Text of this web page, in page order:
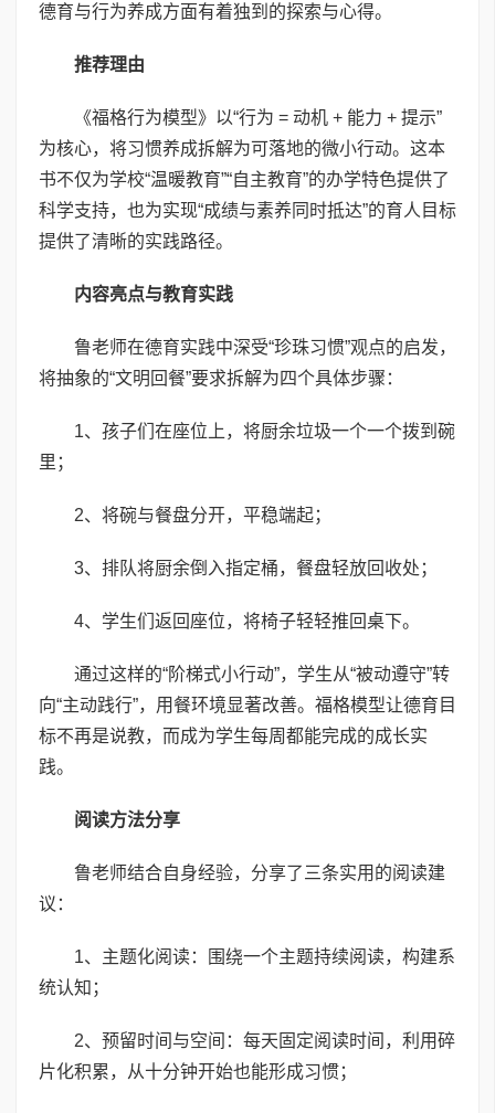
德育与行为养成方面有着独到的探索与心得。
推荐理由
《福格行为模型》以“行为 = 动机 + 能力 + 提示”
为核心，将习惯养成拆解为可落地的微小行动。这本
书不仅为学校“温暖教育”“自主教育”的办学特色提供了
科学支持，也为实现“成绩与素养同时抵达”的育人目标
提供了清晰的实践路径。
内容亮点与教育实践
鲁老师在德育实践中深受“珍珠习惯”观点的启发，
将抽象的“文明回餐”要求拆解为四个具体步骤：
1、孩子们在座位上，将厨余垃圾一个一个拨到碗
里；
2、将碗与餐盘分开，平稳端起；
3、排队将厨余倒入指定桶，餐盘轻放回收处；
4、学生们返回座位，将椅子轻轻推回桌下。
通过这样的“阶梯式小行动”，学生从“被动遵守”转
向“主动践行”，用餐环境显著改善。福格模型让德育目
标不再是说教，而成为学生每周都能完成的成长实
践。
阅读方法分享
鲁老师结合自身经验，分享了三条实用的阅读建
议：
1、主题化阅读：围绕一个主题持续阅读，构建系
统认知；
2、预留时间与空间：每天固定阅读时间，利用碎
片化积累，从十分钟开始也能形成习惯；